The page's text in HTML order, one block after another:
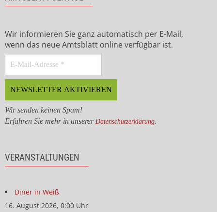
Wir informieren Sie ganz automatisch per E-Mail,
wenn das neue Amtsblatt online verfügbar ist.
Wir senden keinen Spam!
Erfahren Sie mehr in unserer Datenschutzerklärung.
VERANSTALTUNGEN
Diner in Weiß
16. August 2026, 0:00 Uhr